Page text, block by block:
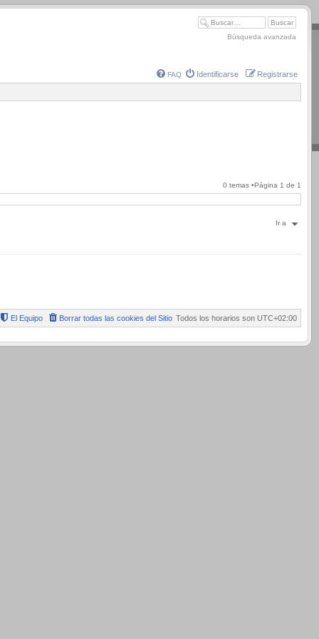
Búsqueda avanzada
FAQ Identificarse Registrarse
0 temas •Página 1 de 1
Ir a
Todos los horarios son UTC+02:00
Borrar todas las cookies del Sitio
El Equipo